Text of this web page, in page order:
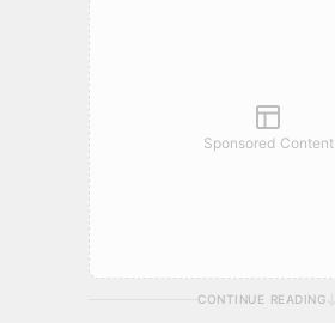
Sponsored Content
CONTINUE READING